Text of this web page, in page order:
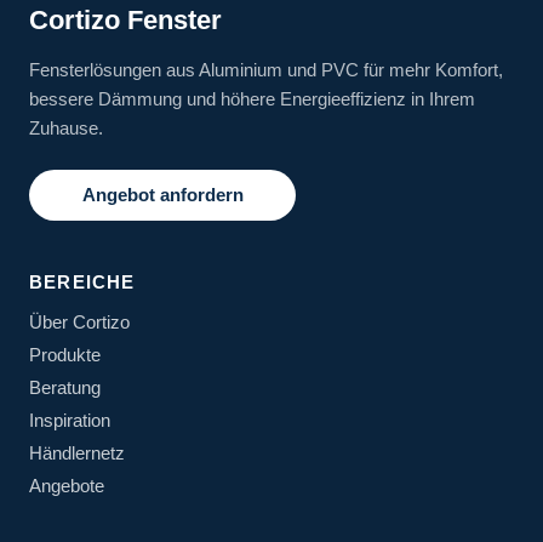
Cortizo Fenster
Fensterlösungen aus Aluminium und PVC für mehr Komfort,
bessere Dämmung und höhere Energieeffizienz in Ihrem
Zuhause.
Angebot anfordern
BEREICHE
Über Cortizo
Produkte
Beratung
Inspiration
Händlernetz
Angebote